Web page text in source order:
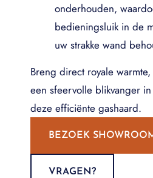
onderhouden,
bedieningsluik in de
uw strakke wand
Breng direct royale
een sfeervolle blikvanger
deze efficiënte gashaard.
BEZOEK
VRAGEN?